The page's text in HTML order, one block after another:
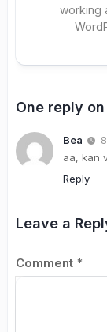
working
One reply
Bea
aa, kan
Reply
Leave a
Comment *